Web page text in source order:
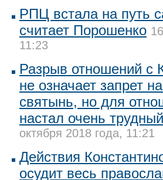
РПЦ встала на путь
считает Порошенко
11:23
Разрыв отношений с
не означает запрет
святынь, но для
настал очень
октября 2018 года, 11:21
Действия
осудит весь